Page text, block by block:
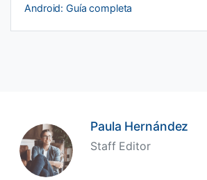
Android: Guía completa
Paula Hernández
Staff Editor